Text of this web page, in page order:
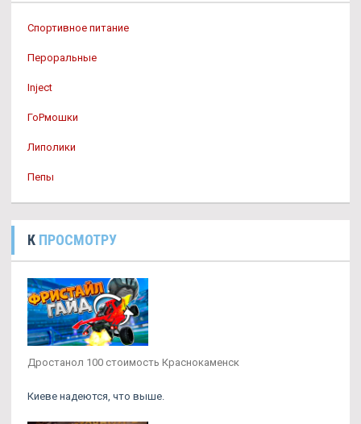
Спортивное питание
Пероральные
Inject
ГоРмошки
Липолики
Пепы
К ПРОСМОТРУ
Дростанол 100 стоимость Краснокаменск
Киеве надеются, что выше.